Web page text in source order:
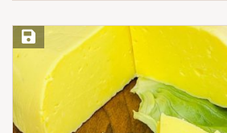
Save Recipe